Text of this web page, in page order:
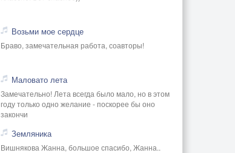
Возьми мое сердце
Браво, замечательная работа, соавторы!
Маловато лета
Замечательно! Лета всегда было мало, но в этом
году только одно желание - поскорее бы оно
закончи
Земляника
Вишнякова Жанна, большое спасибо, Жанна..